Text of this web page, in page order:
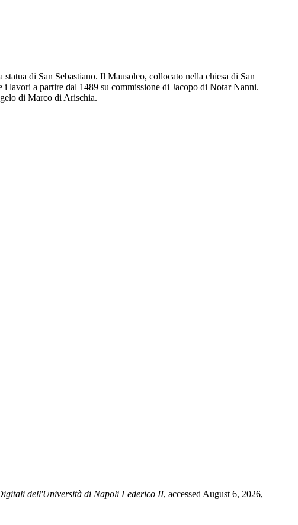
di San Sebastiano. Il Mausoleo, collocato nella chiesa di San
lavori a partire dal 1489 su commissione di Jacopo di Notar Nanni.
di Marco di Arischia.
dell'Università di Napoli Federico II, accessed August 6, 2026,